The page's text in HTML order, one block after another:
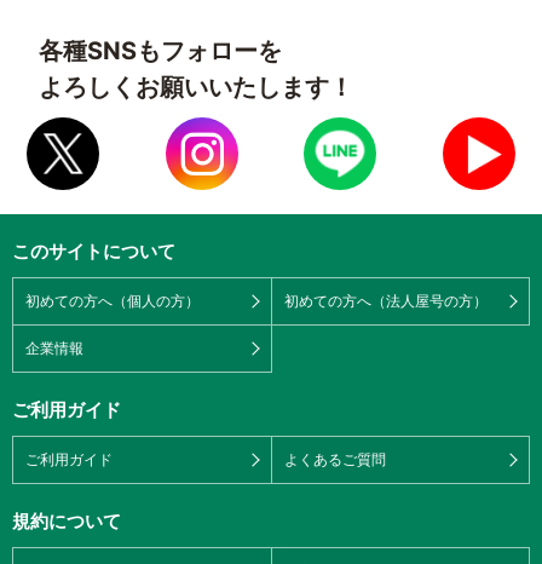
各種SNSもフォローを
よろしくお願いいたします！
このサイトについて
初めての方へ（個人の方） 初めての方へ（法人屋号の方）
企業情報
ご利用ガイド
ご利用ガイド よくあるご質問
規約について